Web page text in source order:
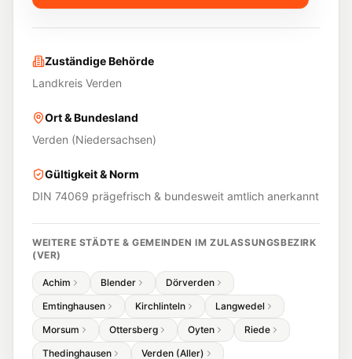
Zuständige Behörde
Landkreis Verden
Ort & Bundesland
Verden (Niedersachsen)
Gültigkeit & Norm
DIN 74069 prägefrisch & bundesweit amtlich anerkannt
WEITERE STÄDTE & GEMEINDEN IM ZULASSUNGSBEZIRK
(VER)
Achim Blender
Dörverden
Emtinghausen
Kirchlinteln
Langwedel
Morsum
Ottersberg Oyten
Riede
Thedinghausen
Verden (Aller)